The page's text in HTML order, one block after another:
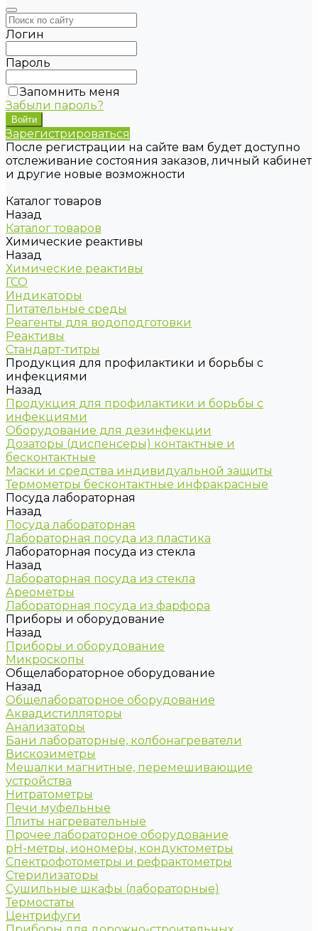
Логин
Пароль
Запомнить меня
Забыли пароль?
Зарегистрироваться
После регистрации на сайте вам будет доступно
отслеживание состояния заказов, личный кабинет
и другие новые возможности
Каталог товаров
Назад
Каталог товаров
Химические реактивы
Назад
Химические реактивы
ГСО
Индикаторы
Питательные среды
Реагенты для водоподготовки
Реактивы
Стандарт-титры
Продукция для профилактики и борьбы с
инфекциями
Назад
Продукция для профилактики и борьбы с
инфекциями
Оборудование для дезинфекции
Дозаторы (диспенсеры) контактные и
бесконтактные
Маски и средства индивидуальной защиты
Термометры бесконтактные инфракрасные
Посуда лабораторная
Назад
Посуда лабораторная
Лабораторная посуда из пластика
Лабораторная посуда из стекла
Назад
Лабораторная посуда из стекла
Ареометры
Лабораторная посуда из фарфора
Приборы и оборудование
Назад
Приборы и оборудование
Микроскопы
Общелабораторное оборудование
Назад
Общелабораторное оборудование
Аквадистилляторы
Анализаторы
Бани лабораторные, колбонагреватели
Вискозиметры
Мешалки магнитные, перемешивающие
устройства
Нитратометры
Печи муфельные
Плиты нагревательные
Прочее лабораторное оборудование
рН-метры, иономеры, кондуктометры
Спектрофотометры и рефрактометры
Стерилизаторы
Сушильные шкафы (лабораторные)
Термостаты
Центрифуги